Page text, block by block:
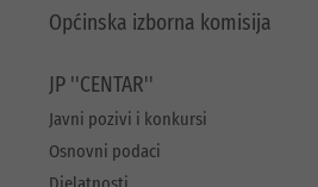
Općinska izborna komisija
JP ''CENTAR''
Javni pozivi i konkursi
Osnovni podaci